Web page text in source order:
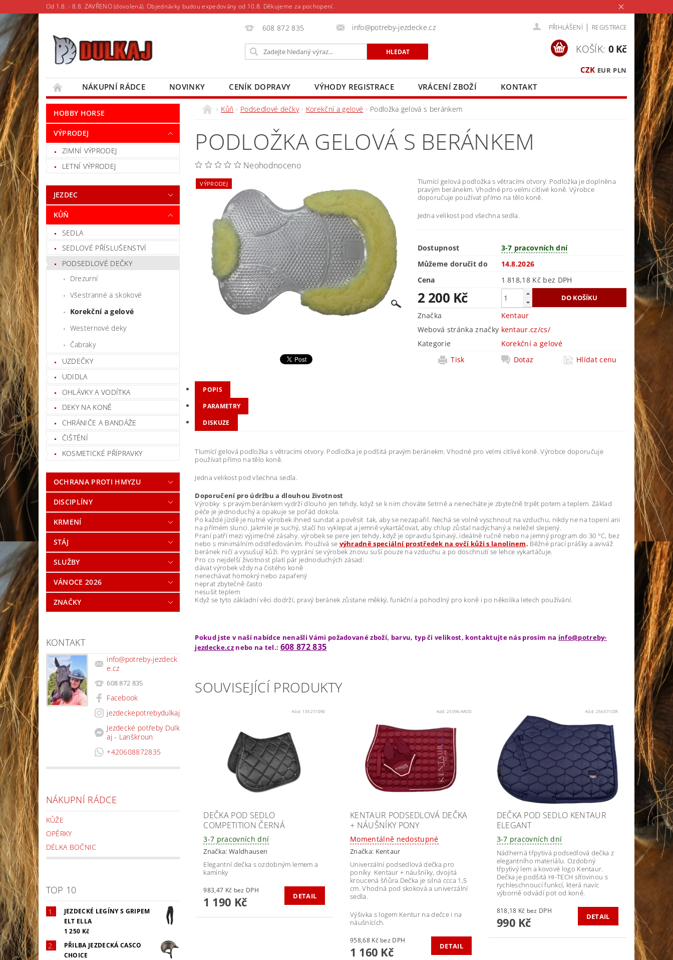
Od 1.8. - 8.8. ZAVŘENO (dovolená). Objednávky budou expedovány od 10.8. Děkujeme za pochopení.
608 872 835 info@potreby-jezdecke.cz PŘIHLÁŠENÍ | REGISTRACE
CZK EUR PLN
KOŠÍK: 0 Kč
NÁKUPNÍ RÁDCE NOVINKY CENÍK DOPRAVY VÝHODY REGISTRACE VRÁCENÍ ZBOŽÍ
KONTAKT
MOJE OBJEDNÁVKA
HOBBY HORSE
VÝPRODEJ
ZIMNÍ VÝPRODEJ
LETNÍ VÝPRODEJ
JEZDEC
KŮŇ
SEDLA
SEDLOVÉ PŘÍSLUŠENSTVÍ
PODSEDLOVÉ DEČKY
Drezurní
Všestranné a skokové
Korekční a gelové
Westernové deky
Čabraky
UZDEČKY
UDIDLA
OHLÁVKY A VODÍTKA
DEKY NA KONĚ
CHRÁNIČE A BANDÁŽE
ČIŠTĚNÍ
KOSMETICKÉ PŘÍPRAVKY
OCHRANA PROTI HMYZU
DISCIPLÍNY
KRMENÍ
STÁJ
SLUŽBY
VÁNOCE 2026
ZNAČKY
KONTAKT
info@potreby-jezdeck
e.cz
608 872 835
Facebook
jezdeckepotrebydulkaj
Jezdecké potřeby Dulk
aj - Lanškroun
+420608872835
NÁKUPNÍ RÁDCE
KŮŽE
OPĚRKY
DÉLKA BOČNIC
TOP 10
JEZDECKÉ LEGÍNY S GRIPEM
ELT ELLA
1 250 Kč
PŘILBA JEZDECKÁ CASCO
CHOICE
Kůň Podsedlové dečky Korekční a gelové Podložka gelová s beránkem
PODLOŽKA GELOVÁ S BERÁNKEM
Neohodnoceno
VÝPRODEJ
Tlumící gelová podložka s větracími otvory. Podložka je doplněna
pravým beránekm. Vhodné pro velmi citlivé koně. Výrobce
doporučuje používat přímo na tělo koně.
Jedna velikost pod všechna sedla.
Dostupnost
3-7 pracovních dní
Můžeme doručit do
14.8.2026
Cena
1 818,18 Kč bez DPH
2 200 Kč
Značka
Kentaur
Webová stránka značky kentaur.cz/cs/
Kategorie
Korekční a gelové
Tisk
Dotaz Hlídat cenu
POPIS
PARAMETRY
DISKUZE
Tlumící gelová podložka s větracími otvory. Podložka je podšitá pravým beránekm. Vhodné pro velmi citlivé koně. Výrobce doporučuje
používat přímo na tělo koně.
Jedna velikost pod všechna sedla.
Doporučení pro údržbu a dlouhou životnost
Výrobky s pravým beránkem vydrží dlouho jen tehdy, když se k nim chováte šetrně a nenecháte je zbytečně trpět potem a teplem. Základ
péče je jednoduchý a opakuje se pořád dokola.
Po každé jízdě je nutné výrobek ihned sundat a pověsit tak, aby se nezapařil. Nechá se volně vyschnout na vzduchu, nikdy ne na topení ani
na přímém slunci. Jakmile je suchý, stačí ho vyklepat a jemně vykartáčovat, aby chlup zůstal nadýchaný a neležel slepený.
Praní patří mezi výjimečné zásahy. výrobek se pere jen tehdy, když je opravdu špinavý, ideálně ručně nebo na jemný program do 30 °C, bez
nebo s minimálním odstřeďováním. Používá se výhradně speciální prostředek na ovčí kůži s lanolinem. Běžné prací prášky a aviváž
beránek ničí a vysušují kůži. Po vyprání se výrobek znovu suší pouze na vzduchu a po doschnutí se lehce vykartáčuje.
Pro co nejdelší životnost platí pár jednoduchých zásad:
dávat výrobek vždy na čistého koně
nenechávat homokrý nebo zapařený
neprat zbytečně často
nesušit teplem
Když se tyto základní věci dodrží, pravý beránek zůstane měkký, funkční a pohodlný pro koně i po několika letech používání.
Pokud jste v naší nabídce nenašli Vámi požadované zboží, barvu, typ či velikost, kontaktujte nás prosím na info@potreby-
jezdecke.cznebo na tel.: 608 872 835
SOUVISEJÍCÍ PRODUKTY
Kód: 13527/DRE
DEČKA POD SEDLO
COMPETITION ČERNÁ
3-7 pracovních dní
Značka: Waldhausen
Elegantní dečka s ozdobným lemem a
kamínky
983,47 Kč bez DPH
1 190 Kč DETAIL
Kód:25096/MOD
KENTAUR PODSEDLOVÁ DEČKA
+ NÁUŠNÍKY PONY
Momentálně nedostupné
Značka: Kentaur
Univerzální podsedlová dečka pro
poníky Kentaur + náušníky, dvojitá
kroucená šňůra.Dečka je silná ccca 1,5
cm. Vhodná pod skoková a univerzální
sedla.
Výšivka s logem Kentur na dečce i na
náušnících.
958,68 Kč bez DPH
1 160 Kč DETAIL
Kód: 25667/CER
DEČKA POD SEDLO KENTAUR
ELEGANT
3-7 pracovních dní
Nádherná třpytivá podsedlová dečka z
elegantního materiálu. Ozdobný
třpytivý lem a kovové logo Kentaur.
Dečka je podšitá HI-TECH síťovinou s
rychleschnoucí funkcí, která navíc
výborně odvádí pot od koně.
818,18 Kč bez DPH
990 Kč DETAIL